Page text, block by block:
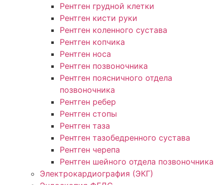
Рентген грудной клетки
Рентген кисти руки
Рентген коленного сустава
Рентген копчика
Рентген носа
Рентген позвоночника
Рентген поясничного отдела
позвоночника
Рентген ребер
Рентген стопы
Рентген таза
Рентген тазобедренного сустава
Рентген черепа
Рентген шейного отдела позвоночника
Электрокардиография (ЭКГ)